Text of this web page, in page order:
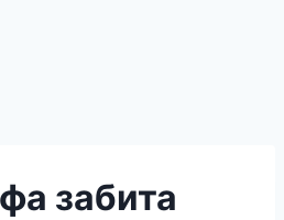
забита